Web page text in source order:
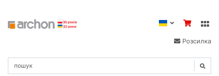
Розсилка